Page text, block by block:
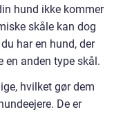
hund ikke kommer
skåle kan dog
har en hund, der
anden type skål.
hvilket gør dem
De er